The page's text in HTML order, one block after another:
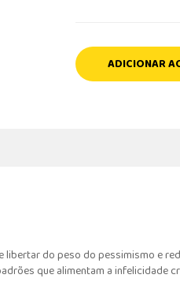
ADICIONAR
do peso do pessimismo e
que alimentam a infelicidade